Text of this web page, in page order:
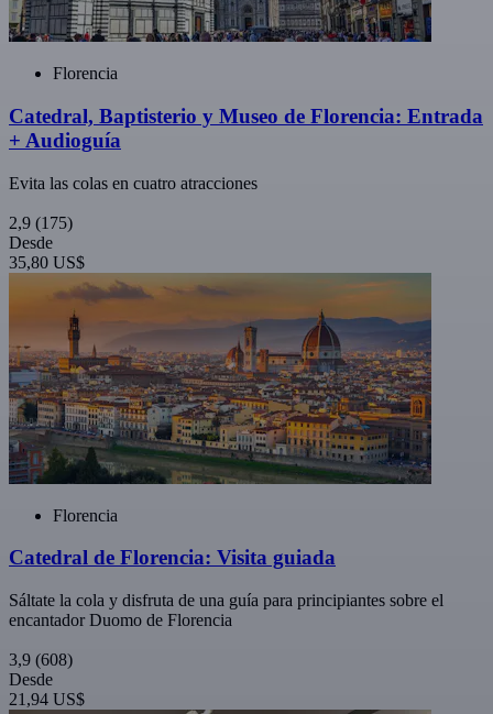
Florencia
Catedral, Baptisterio y Museo de Florencia: Entrada
+ Audioguía
Evita las colas en cuatro atracciones
2,9 (175)
Desde
35,80 US$
Florencia
Catedral de Florencia: Visita guiada
Sáltate la cola y disfruta de una guía para principiantes sobre el
encantador Duomo de Florencia
3,9 (608)
Desde
21,94 US$